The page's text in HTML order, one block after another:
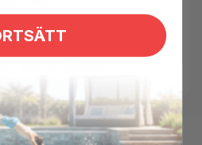
, PLANET SPA
spakemi